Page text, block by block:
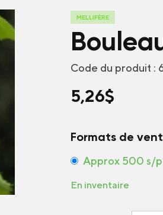
MELLIFÈRE
Code du produit :
5,26$
Formats de
Approx 500 s/
En inventaire